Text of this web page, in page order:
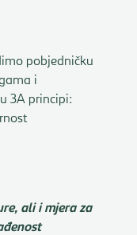
pobjedničku
i
3A principi:
ali i mjera za